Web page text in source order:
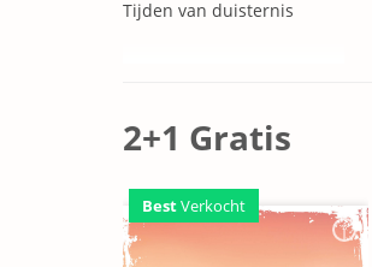
Tijden van duisternis
2+1 Gratis
BestVerkocht